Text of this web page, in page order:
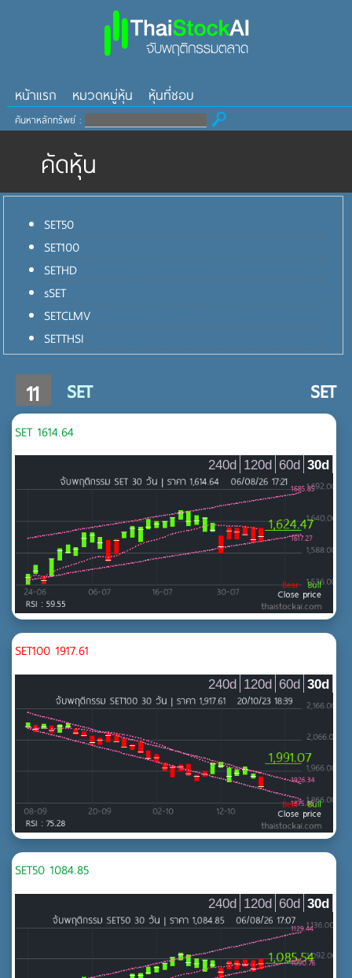
หน้าแรก หมวดหมู่หุ้น หุ้นที่ชอบ
ค้นหาหลักทรัพย์ :
คัดหุ้น
SET50
SET100
SETHD
sSET
SETCLMV
SETTHSI
MAI
SET
ทรัพยากร
MAI
MAI
ธนาคาร
ประกันภัยและประกันชีวิต
บริการ
MAI
การท่องเที่ยวและสันทนาการ
บริการ
11 SET SET
SET 1614.64
30d
60d
120d
240d
SET100 1917.61
30d
60d
120d
240d
SET50 1084.85
30d
60d
120d
240d